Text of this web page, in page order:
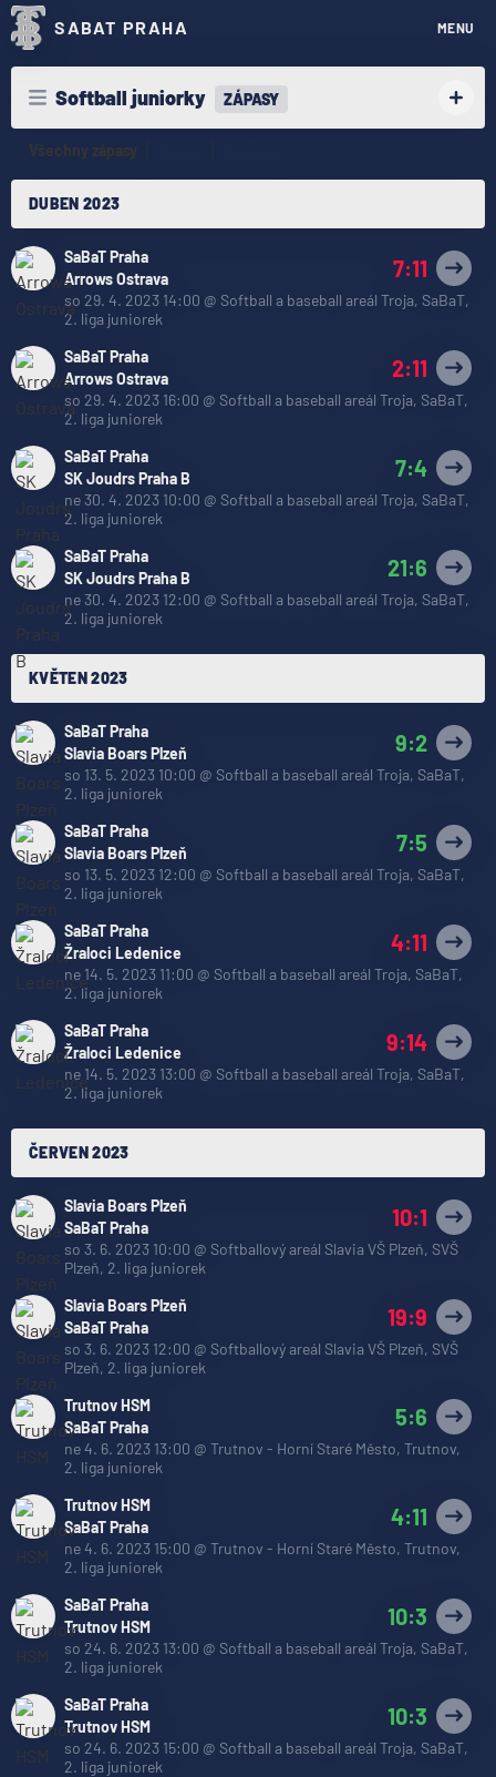
SABAT PRAHA MENU
Softball juniorky ZÁPASY
Všechny zápasy
DUBEN 2023
SaBaT Praha
Arrows Ostrava
7:11
so 29. 4. 2023 14:00 @ Softball a baseball areál Troja, SaBaT,
2. liga juniorek
SaBaT Praha
Arrows Ostrava
2:11
so 29. 4. 2023 16:00 @ Softball a baseball areál Troja, SaBaT,
2. liga juniorek
SaBaT Praha
SK Joudrs Praha B
7:4
ne 30. 4. 2023 10:00 @ Softball a baseball areál Troja, SaBaT,
2. liga juniorek
SaBaT Praha
SK Joudrs Praha B
21:6
ne 30. 4. 2023 12:00 @ Softball a baseball areál Troja, SaBaT,
2. liga juniorek
KVĚTEN 2023
SaBaT Praha
Slavia Boars Plzeň
9:2
so 13. 5. 2023 10:00 @ Softball a baseball areál Troja, SaBaT,
2. liga juniorek
SaBaT Praha
Slavia Boars Plzeň
7:5
so 13. 5. 2023 12:00 @ Softball a baseball areál Troja, SaBaT,
2. liga juniorek
SaBaT Praha
Žraloci Ledenice
4:11
ne 14. 5. 2023 11:00 @ Softball a baseball areál Troja, SaBaT,
2. liga juniorek
SaBaT Praha
Žraloci Ledenice
9:14
ne 14. 5. 2023 13:00 @ Softball a baseball areál Troja, SaBaT,
2. liga juniorek
ČERVEN 2023
Slavia Boars Plzeň
SaBaT Praha
10:1
so 3. 6. 2023 10:00 @ Softballový areál Slavia VŠ Plzeň, SVŠ
Plzeň, 2. liga juniorek
Slavia Boars Plzeň
SaBaT Praha
19:9
so 3. 6. 2023 12:00 @ Softballový areál Slavia VŠ Plzeň, SVŠ
Plzeň, 2. liga juniorek
Trutnov HSM
SaBaT Praha
5:6
ne 4. 6. 2023 13:00 @ Trutnov - Horní Staré Město, Trutnov,
2. liga juniorek
Trutnov HSM
SaBaT Praha
4:11
ne 4. 6. 2023 15:00 @ Trutnov - Horní Staré Město, Trutnov,
2. liga juniorek
SaBaT Praha
Trutnov HSM
10:3
so 24. 6. 2023 13:00 @ Softball a baseball areál Troja, SaBaT,
2. liga juniorek
SaBaT Praha
Trutnov HSM
10:3
so 24. 6. 2023 15:00 @ Softball a baseball areál Troja, SaBaT,
2. liga juniorek